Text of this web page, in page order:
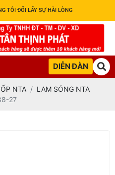
TÔI ĐỔI LẤY SỰ HÀI LÒNG
DIỄN ĐÀN
NTA
LAM SÓNG NTA
27